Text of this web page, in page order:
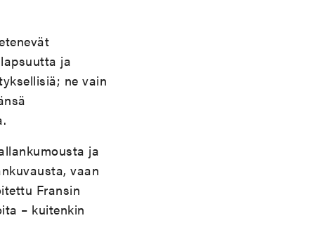
ja
ne vain
ja
vaan
Fransin
– kuitenkin